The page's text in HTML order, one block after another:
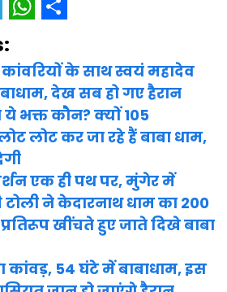
W
h
a
t
s
A
p
p
S
h
a
r
e
के साथ स्वयं महादेव
देख सब हो गए हैरान
भक्त कौन? क्यों 105
लोट कर जा रहे हैं बाबा धाम,
एक ही पथ पर, मुंगेर में
टोली ने केदारनाथ धाम का 200
खींचते हुए जाते दिखे बाबा
कांवड़, 54 घंटे में बाबाधाम, इस